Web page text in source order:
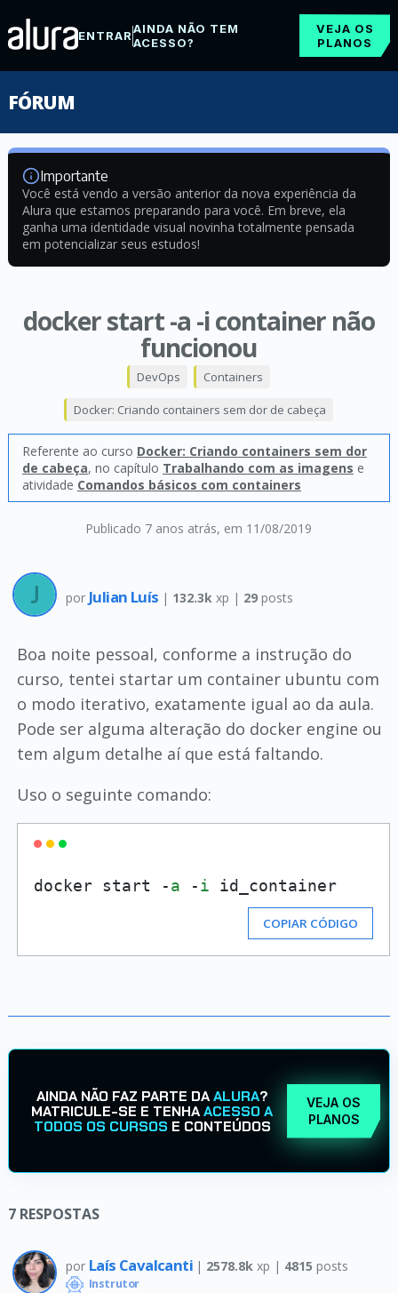
ENTRARAINDA NÃO TEM
ACESSO?
VEJA OS
PLANOS
FÓRUM
Importante
Você está vendo a versão anterior da nova experiência da
Alura que estamos preparando para você. Em breve, ela
ganha uma identidade visual novinha totalmente pensada
em potencializar seus estudos!
docker start -a -i container não
funcionou
Publicado 7 anos atrás, em 11/08/2019
DevOps Containers
Docker: Criando containers sem dor de cabeça
Referente ao curso Docker: Criando containers sem dor
de cabeça, no capítulo Trabalhando com as imagens e
atividade Comandos básicos com containers
por Julian Luís | 132.3k xp | 29posts
Boa noite pessoal, conforme a instrução do
curso, tentei startar um container ubuntu com
o modo iterativo, exatamente igual ao da aula.
Pode ser alguma alteração do docker engine ou
tem algum detalhe aí que está faltando.
Uso o seguinte comando:
docker start -a -i id_container
COPIAR CÓDIGO
AINDA NÃO FAZ PARTE DAALURA?
MATRICULE-SE E TENHAACESSO A
TODOS OS CURSOS E CONTEÚDOS
VEJA OS
PLANOS
7 RESPOSTAS
por Laís Cavalcanti | 2578.8k xp | 4815 posts
Instrutor